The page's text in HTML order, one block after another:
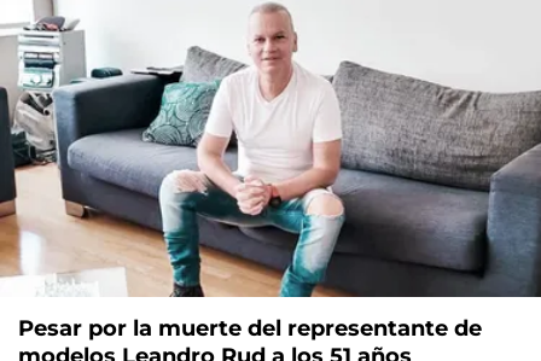
Pesar por la muerte del representante de